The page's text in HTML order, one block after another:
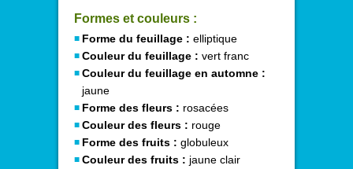
Formes et couleurs :
Forme du feuillage : elliptique
Couleur du feuillage : vert franc
Couleur du feuillage en automne :
jaune
Forme des fleurs : rosacées
Couleur des fleurs : rouge
Forme des fruits : globuleux
Couleur des fruits : jaune clair